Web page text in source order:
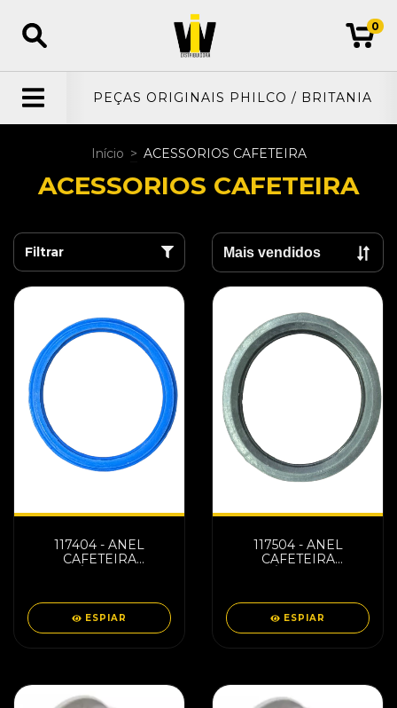
0
PEÇAS ORIGINAIS PHILCO / BRITANIA
Início > ACESSORIOS CAFETEIRA
ACESSORIOS CAFETEIRA
Filtrar
117404 - ANEL
CAFETEIRA
ESPIAR
117504 - ANEL
CAFETEIRA
ESPIAR